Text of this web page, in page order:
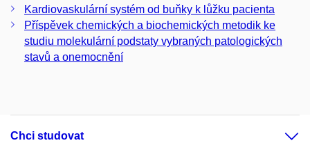
Kardiovaskulární systém od buňky k lůžku pacienta
Příspěvek chemických a biochemických metodik ke
studiu molekulární podstaty vybraných patologických
stavů a onemocnění
Chci studovat